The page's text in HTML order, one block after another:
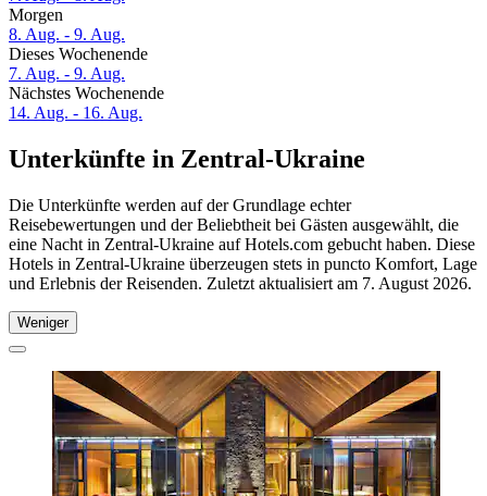
Morgen
8. Aug. - 9. Aug.
Dieses Wochenende
7. Aug. - 9. Aug.
Nächstes Wochenende
14. Aug. - 16. Aug.
Unterkünfte in Zentral-Ukraine
Die Unterkünfte werden auf der Grundlage echter
Reisebewertungen und der Beliebtheit bei Gästen ausgewählt, die
eine Nacht in Zentral-Ukraine auf Hotels.com gebucht haben. Diese
Hotels in Zentral-Ukraine überzeugen stets in puncto Komfort, Lage
und Erlebnis der Reisenden. Zuletzt aktualisiert am 7. August 2026.
Weniger